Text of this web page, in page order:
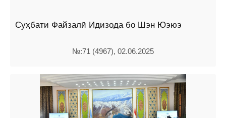
Суҳбати Файзалӣ Идизода бо Шэн Юэюэ
№:71 (4967), 02.06.2025